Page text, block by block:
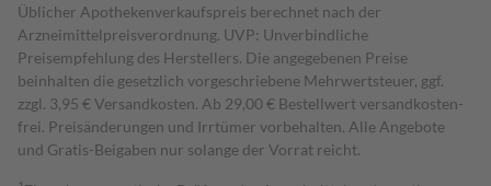
Üblicher Apothekenverkaufspreis berechnet nach der
Arzneimittelpreisverordnung. UVP: Unverbindliche
Preisempfehlung des Herstellers. Die angegebenen Preise
beinhalten die gesetzlich vorgeschriebene Mehrwertsteuer, ggf.
zzgl. 3,95 € Versandkosten. Ab 29,00 € Bestell­wert versand­kosten­
frei. Preisänderungen und Irrtümer vorbehalten. Alle Angebote
und Gratis-Beigaben nur solange der Vorrat reicht.